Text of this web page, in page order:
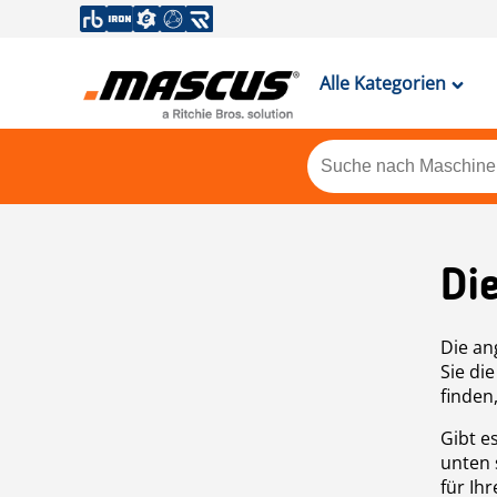
Alle Kategorien
Die
Sie
Gibt
unten
für